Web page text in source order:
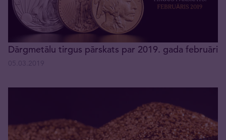
Dārgmetālu tirgus pārskats par 2019. gada februāri